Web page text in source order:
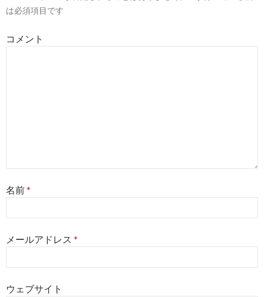
は必須項目です
コメント
名前*
メールアドレス *
ウェブサイト